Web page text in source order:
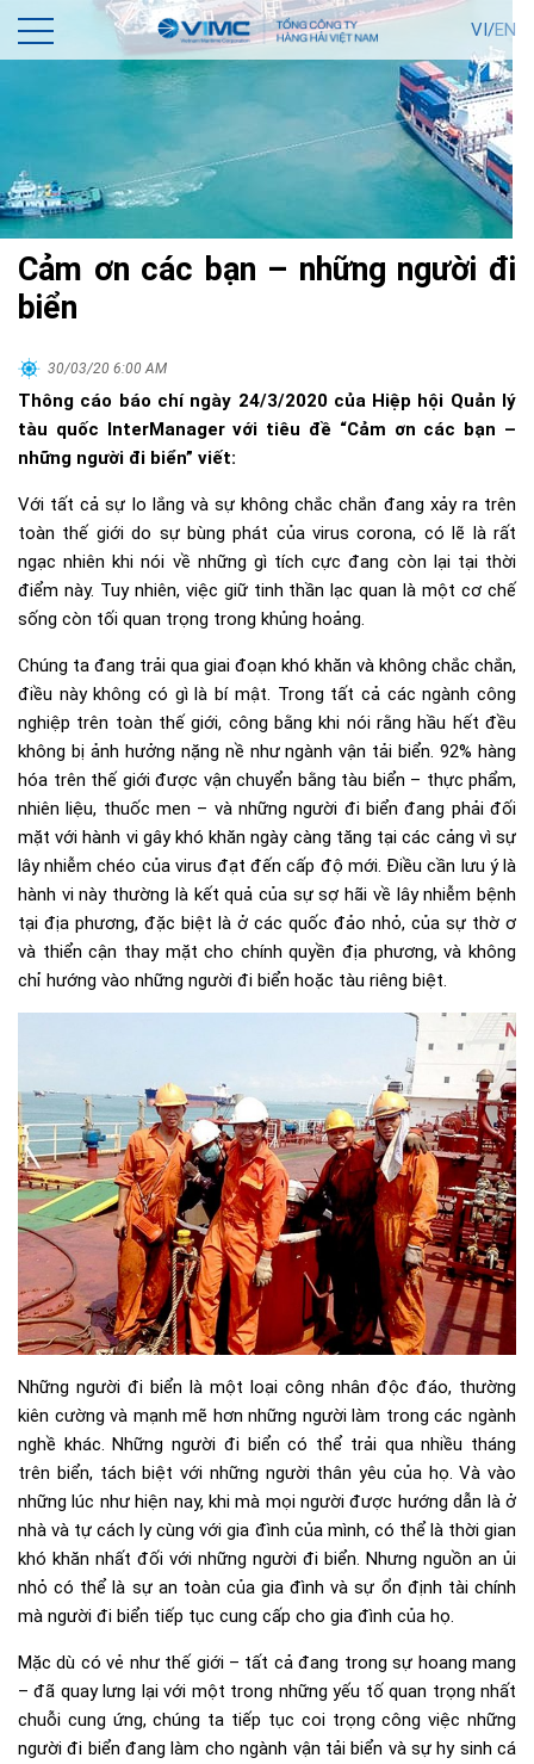
VI/EN
Cảm ơn các bạn – những người đi
biển
30/03/20 6:00 AM
Thông cáo báo chí ngày 24/3/2020 của Hiệp hội Quản lý
tàu quốc InterManager với tiêu đề “Cảm ơn các bạn –
những người đi biển” viết:
Với tất cả sự lo lắng và sự không chắc chắn đang xảy ra trên
toàn thế giới do sự bùng phát của virus corona, có lẽ là rất
ngạc nhiên khi nói về những gì tích cực đang còn lại tại thời
điểm này. Tuy nhiên, việc giữ tinh thần lạc quan là một cơ chế
sống còn tối quan trọng trong khủng hoảng.
Chúng ta đang trải qua giai đoạn khó khăn và không chắc chắn,
điều này không có gì là bí mật. Trong tất cả các ngành công
nghiệp trên toàn thế giới, công bằng khi nói rằng hầu hết đều
không bị ảnh hưởng nặng nề như ngành vận tải biển. 92% hàng
hóa trên thế giới được vận chuyển bằng tàu biển – thực phẩm,
nhiên liệu, thuốc men – và những người đi biển đang phải đối
mặt với hành vi gây khó khăn ngày càng tăng tại các cảng vì sự
lây nhiễm chéo của virus đạt đến cấp độ mới. Điều cần lưu ý là
hành vi này thường là kết quả của sự sợ hãi về lây nhiễm bệnh
tại địa phương, đặc biệt là ở các quốc đảo nhỏ, của sự thờ ơ
và thiển cận thay mặt cho chính quyền địa phương, và không
chỉ hướng vào những người đi biển hoặc tàu riêng biệt.
Những người đi biển là một loại công nhân độc đáo, thường
kiên cường và mạnh mẽ hơn những người làm trong các ngành
nghề khác. Những người đi biển có thể trải qua nhiều tháng
trên biển, tách biệt với những người thân yêu của họ. Và vào
những lúc như hiện nay, khi mà mọi người được hướng dẫn là ở
nhà và tự cách ly cùng với gia đình của mình, có thể là thời gian
khó khăn nhất đối với những người đi biển. Nhưng nguồn an ủi
nhỏ có thể là sự an toàn của gia đình và sự ổn định tài chính
mà người đi biển tiếp tục cung cấp cho gia đình của họ.
Mặc dù có vẻ như thế giới – tất cả đang trong sự hoang mang
– đã quay lưng lại với một trong những yếu tố quan trọng nhất
chuỗi cung ứng, chúng ta tiếp tục coi trọng công việc những
người đi biển đang làm cho ngành vận tải biển và sự hy sinh cá